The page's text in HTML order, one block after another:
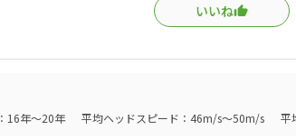
ウンドで使用しましたが、
いいね
16年～20年 平均ヘッドスピード：46m/s～50m/s 平